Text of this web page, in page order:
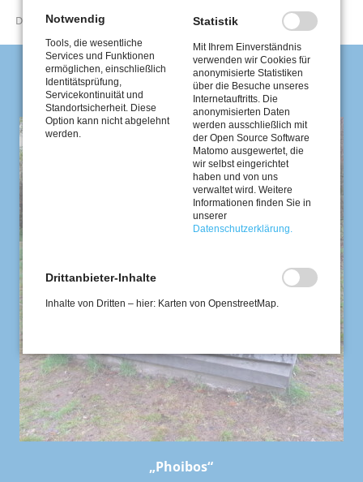
Dr. Lothar Beseler
Kunstwerke am Latumer See
„Phoibos“
Notwendig
Tools, die wesentliche
Services und Funktionen
ermöglichen, einschließlich
Identitätsprüfung,
Servicekontinuität und
Standortsicherheit. Diese
Option kann nicht abgelehnt
werden.
Statistik
Mit Ihrem Einverständnis
verwenden wir Cookies für
anonymisierte Statistiken
über die Besuche unseres
Internetauftritts. Die
anonymisierten Daten
werden ausschließlich mit
der Open Source Software
Matomo ausgewertet, die
wir selbst eingerichtet
haben und von uns
verwaltet wird. Weitere
Informationen finden Sie in
unserer
Datenschutzerklärung.
Drittanbieter-Inhalte
Inhalte von Dritten – hier: Karten von OpenstreetMap.